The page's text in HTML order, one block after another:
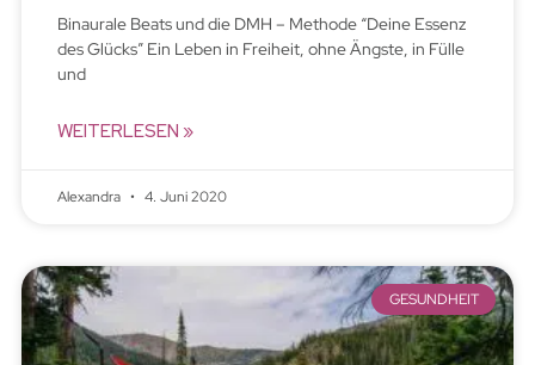
Binaurale Beats und die DMH – Methode “Deine Essenz
des Glücks” Ein Leben in Freiheit, ohne Ängste, in Fülle
und
WEITERLESEN »
Alexandra 4. Juni 2020
GESUNDHEIT